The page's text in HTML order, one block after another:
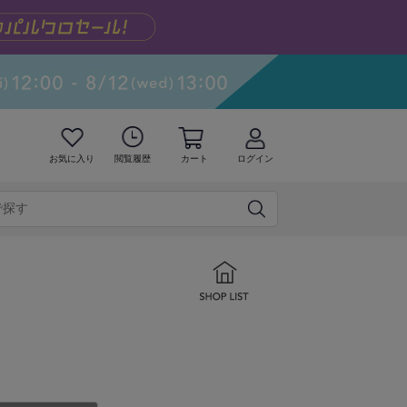
お気に入り 閲覧履歴 カート ログイン